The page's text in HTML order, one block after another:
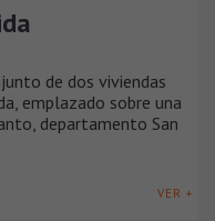
de dos viviendas
emplazado sobre una
departamento San
VER +